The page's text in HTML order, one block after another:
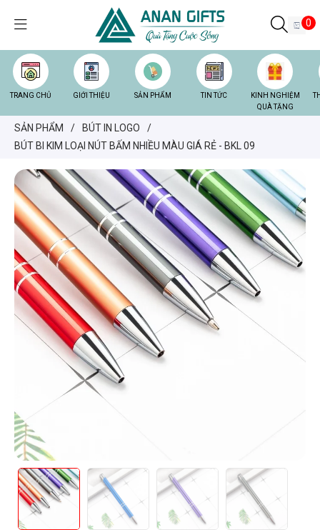
0
TRANG CHỦ GIỚI THIỆU SẢN PHẨM TIN TỨC
KINH NGHIỆM
QUÀ TẶNG
SẢN PHẨM / BÚT IN LOGO
/
BÚT BI KIM LOẠI NÚT BẤM NHIỀU MÀU GIÁ RẺ - BKL 09